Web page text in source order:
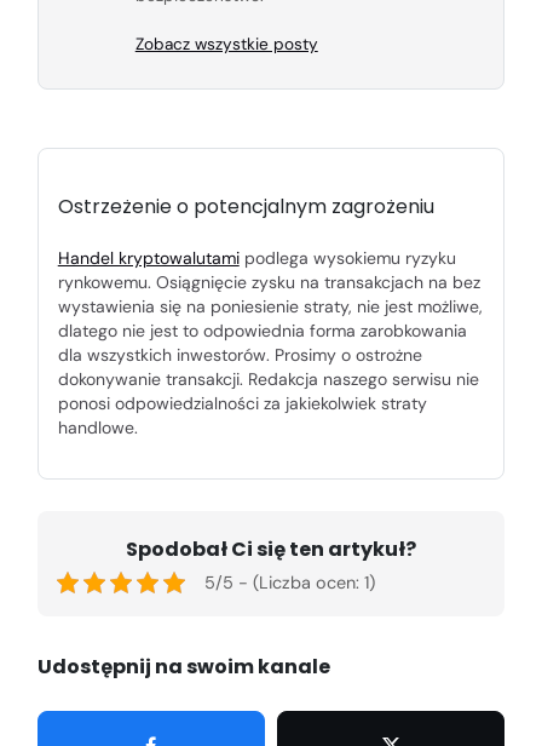
Zobacz wszystkie posty
Ostrzeżenie o potencjalnym zagrożeniu
Handel kryptowalutamipodlega wysokiemu ryzyku
rynkowemu. Osiągnięcie zysku na transakcjach na bez
wystawienia się na poniesienie straty, nie jest możliwe,
dlatego nie jest to odpowiednia forma zarobkowania
dla wszystkich inwestorów. Prosimy o ostrożne
dokonywanie transakcji. Redakcja naszego serwisu nie
ponosi odpowiedzialności za jakiekolwiek straty
handlowe.
Spodobał Ci się ten artykuł?
5/5 - (Liczba ocen: 1)
Udostępnij na swoim kanale